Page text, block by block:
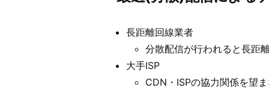
長距離回線業者
分散配信が行われると長距
大手ISP
CDN・ISPの協力関係を望